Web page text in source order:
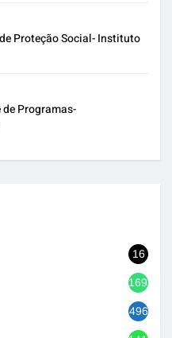
Proteção Social- Instituto
Programas-
16
1692
496